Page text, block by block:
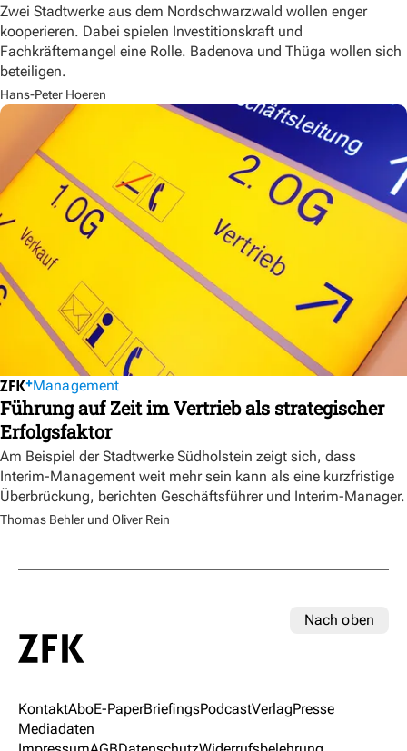
Zwei Stadtwerke aus dem Nordschwarzwald wollen enger
kooperieren. Dabei spielen Investitionskraft und
Fachkräftemangel eine Rolle. Badenova und Thüga wollen sich
beteiligen.
Hans-Peter Hoeren
Management
Führung auf Zeit im Vertrieb als strategischer
Erfolgsfaktor
Am Beispiel der Stadtwerke Südholstein zeigt sich, dass
Interim-Management weit mehr sein kann als eine kurzfristige
Überbrückung, berichten Geschäftsführer und Interim-Manager.
Thomas Behler und Oliver Rein
Nach oben
KontaktAboE-PaperBriefingsPodcastVerlagPresse
Mediadaten